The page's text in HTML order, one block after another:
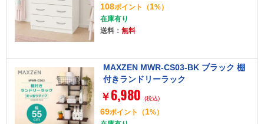
108ポイント （1%）
在庫有り
送料： 無料
MAXZEN MWR-CS03-BK ブラック 棚
付きランドリーラック
￥ 6,980 (税込)
69ポイント （1%）